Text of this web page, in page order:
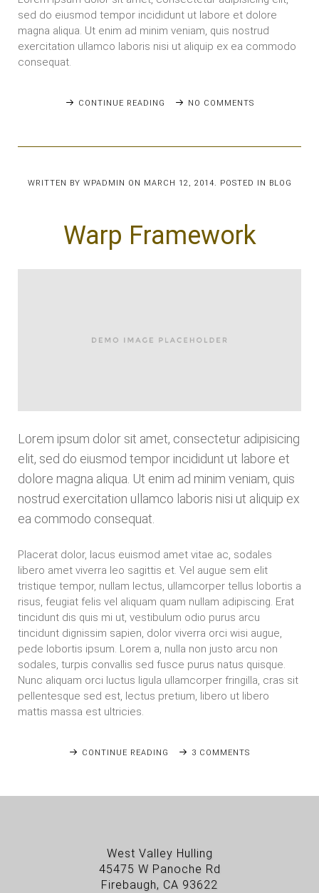
sed do eiusmod tempor incididunt ut labore et dolore
magna aliqua. Ut enim ad minim veniam, quis nostrud
exercitation ullamco laboris nisi ut aliquip ex ea commodo
consequat.
CONTINUE READING NO COMMENTS
WRITTEN BY WPADMIN ON MARCH 12, 2014 . POSTED IN BLOG
Warp Framework
Lorem ipsum dolor sit amet, consectetur adipisicing
elit, sed do eiusmod tempor incididunt ut labore et
dolore magna aliqua. Ut enim ad minim veniam, quis
nostrud exercitation ullamco laboris nisi ut aliquip ex
ea commodo consequat.
Placerat dolor, lacus euismod amet vitae ac, sodales
libero amet viverra leo sagittis et. Vel augue sem elit
tristique tempor, nullam lectus, ullamcorper tellus lobortis a
risus, feugiat felis vel aliquam quam nullam adipiscing. Erat
tincidunt dis quis mi ut, vestibulum odio purus arcu
tincidunt dignissim sapien, dolor viverra orci wisi augue,
pede lobortis ipsum. Lorem a, nulla non justo arcu non
sodales, turpis convallis sed fusce purus natus quisque.
Nunc aliquam orci luctus ligula ullamcorper fringilla, cras sit
pellentesque sed est, lectus pretium, libero ut libero
mattis massa est ultricies.
CONTINUE READING 3 COMMENTS
West Valley Hulling
45475 W Panoche Rd
Firebaugh, CA 93622